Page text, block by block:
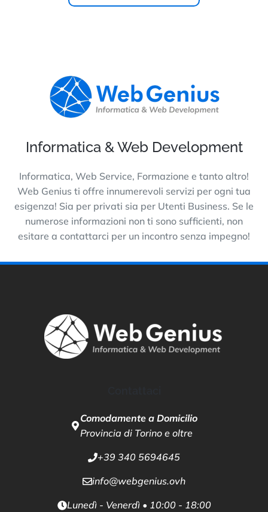
Informatica & Web Development
Informatica, Web Service, Formazione e tanto altro!
Web Genius ti offre innumerevoli servizi per ogni tua
esigenza! Sia per privati sia per Utenti Business. Se le
numerose informazioni non ti sono sufficienti, non
esitare a contattarci per un incontro senza impegno!
Comodamente a Domicilio
Provincia di Torino e oltre
+39 340 5694645
info@webgenius.ovh
Lunedì - Venerdì • 10:00 - 18:00